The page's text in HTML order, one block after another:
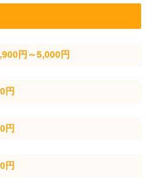
円～5,000円
円
円
円